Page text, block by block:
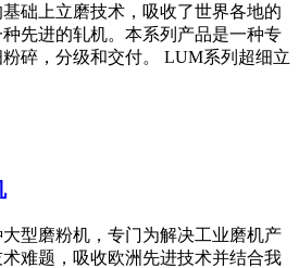
础上立磨技术，吸收了世界各地的
先进的轧机。本系列产品是一种专
碎，分级和交付。 LUM系列超细立
型磨粉机，专门为解决工业磨机产
难题，吸收欧洲先进技术并结合我